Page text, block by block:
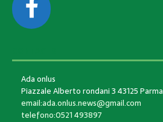
Ada onlus
Piazzale Alberto rondani 3 43125 Parma
email:ada.onlus.news@gmail.com
telefono:0521 493897